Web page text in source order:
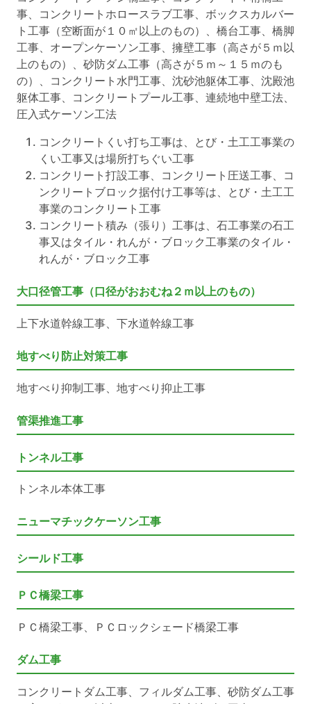
事、コンクリートホロースラブ工事、ボックスカルバー
ト工事（空断面が１０㎡以上のもの）、橋台工事、橋脚
工事、オープンケーソン工事、擁壁工事（高さが５ｍ以
上のもの）、砂防ダム工事（高さが５ｍ～１５ｍのも
の）、コンクリート水門工事、沈砂池躯体工事、沈殿池
躯体工事、コンクリートプール工事、連続地中壁工法、
圧入式ケーソン工法
コンクリートくい打ち工事は、とび・土工工事業の
くい工事又は場所打ちぐい工事
コンクリート打設工事、コンクリート圧送工事、コ
ンクリートブロック据付け工事等は、とび・土工工
事業のコンクリート工事
コンクリート積み（張り）工事は、石工事業の石工
事又はタイル・れんが・ブロック工事業のタイル・
れんが・ブロック工事
大口径管工事（口径がおおむね２ｍ以上のもの）
上下水道幹線工事、下水道幹線工事
地すべり防止対策工事
地すべり抑制工事、地すべり抑止工事
管渠推進工事
トンネル工事
トンネル本体工事
ニューマチックケーソン工事
シールド工事
ＰＣ橋梁工事
ＰＣ橋梁工事、ＰＣロックシェード橋梁工事
ダム工事
コンクリートダム工事、フィルダム工事、砂防ダム工事